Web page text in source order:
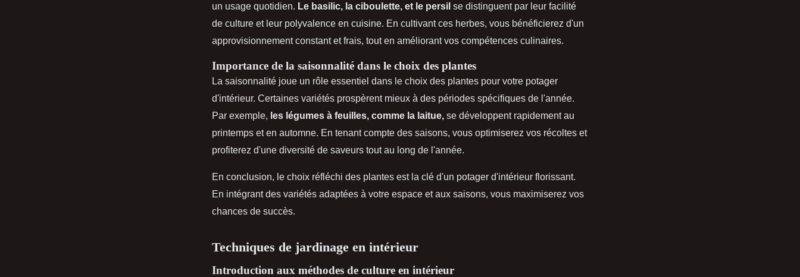
un usage quotidien. Le basilic, la ciboulette, et le persil se distinguent par leur facilité
de culture et leur polyvalence en cuisine. En cultivant ces herbes, vous bénéficierez d'un
approvisionnement constant et frais, tout en améliorant vos compétences culinaires.
Importance de la saisonnalité dans le choix des plantes
La saisonnalité joue un rôle essentiel dans le choix des plantes pour votre potager
d'intérieur. Certaines variétés prospèrent mieux à des périodes spécifiques de l'année.
Par exemple, les légumes à feuilles, comme la laitue, se développent rapidement au
printemps et en automne. En tenant compte des saisons, vous optimiserez vos récoltes et
profiterez d'une diversité de saveurs tout au long de l'année.
En conclusion, le choix réfléchi des plantes est la clé d'un potager d'intérieur florissant.
En intégrant des variétés adaptées à votre espace et aux saisons, vous maximiserez vos
chances de succès.
Techniques de jardinage en intérieur
Introduction aux méthodes de culture en intérieur